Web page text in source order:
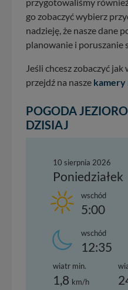
go zobaczyć wybierz
nadzieję, że nasze dane
planowanie i poruszanie
Jeśli chcesz zobaczyć
przejdź na nasze kamery
POGODA
DZISIAJ
10 sierpnia 2026
Poniedziałek
wschód
5:00
wschód
12:35
wiatr min.
1,8 km/h